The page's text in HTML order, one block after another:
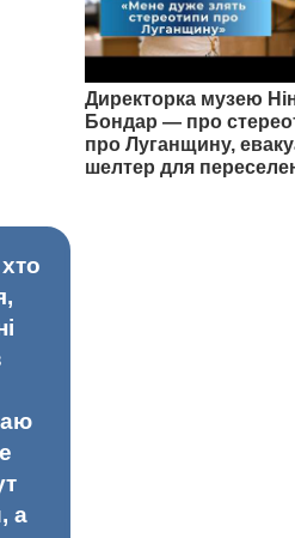
Директорка музею
Бондар — про
про Луганщину,
шелтер для
а